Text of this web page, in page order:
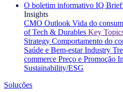
O boletim informativo IQ
Insights
CMO Outlook Vida do
of Tech & Durables Key
Strategy Comportamento do
Saúde e Bem-estar Industry
commerce Preço e Promoção
Sustainability/ESG
Soluções